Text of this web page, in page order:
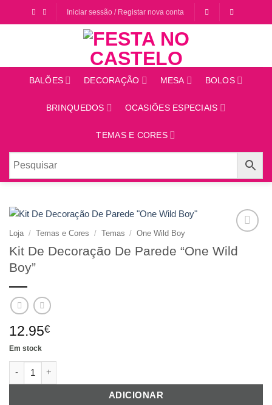
Iniciar sessão / Registar nova conta
BALÕES DECORAÇÃO MESA BOLOS
BRINQUEDOS OCASIÕES ESPECIAIS
TEMAS E CORES
aos
Loja / Temas e Cores / Temas / One Wild Boy
Kit De Decoração De Parede “One Wild
Boy”
12.95€
Em stock
ADICIONAR